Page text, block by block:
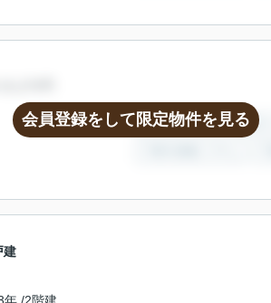
会員登録をして限定物件を見る
建